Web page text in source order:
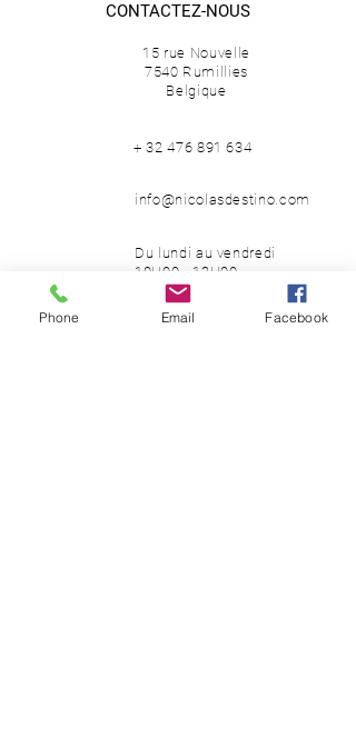
MATÉRIAUX - bois laqué, acier peint
2014
CONTACTEZ-NOUS
15 rue Nouvelle
7540 Rumillies
Belgique
+32 476 891 634
info@nicolasdestino.com
Du lundi au vendredi
10H00 - 12H00
14H00 - 18H00
Phone Email Facebook